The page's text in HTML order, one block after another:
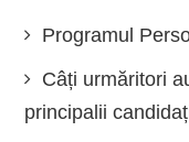
Programul
Câți urmăritori
principalii